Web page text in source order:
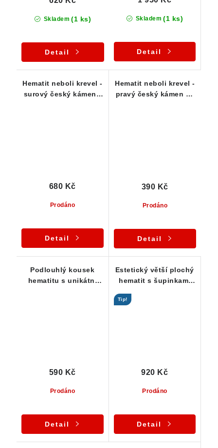
Skladem (1 ks)
Detail
Skladem (1 ks)
Detail
Hematit neboli krevel -
surový český kámen -
Prodáno
680 Kč
Detail
Hematit neboli krevel -
pravý český kámen 39
Prodáno
390 Kč
Detail
Podlouhlý kousek
hematitu s unikátní
Prodáno
590 Kč
Detail
Estetický větší plochý
hematit s šupinkami
Tip!
Prodáno
920 Kč
Detail